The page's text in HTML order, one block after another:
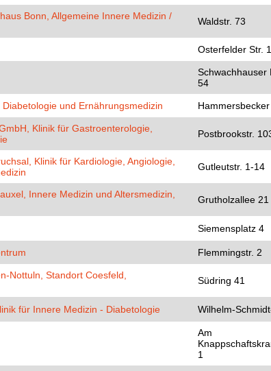
Bonn, Allgemeine Innere Medizin /
Waldstr. 73
Osterfelder Str.
Schwachhauser
54
und Ernährungsmedizin
Klinik für Gastroenterologie,
Postbrookstr.
Klinik für Kardiologie, Angiologie,
Gutleutstr. 1-14
Innere Medizin und Altersmedizin,
Grutholzallee 21
Siemensplatz 4
Flemmingstr. 2
Nottuln, Standort Coesfeld,
Südring 41
für Innere Medizin - Diabetologie Wilhelm-
Am
1